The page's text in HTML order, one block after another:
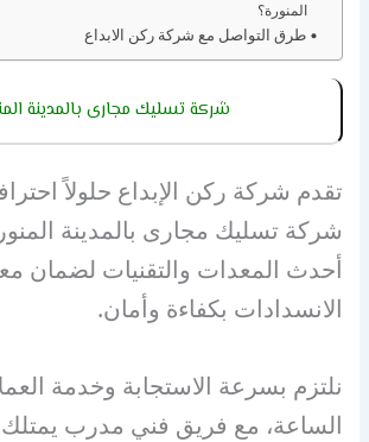
المنورة؟
طرق التواصل مع شركة ركن الابداع
شركة تسليك مجارى بالمدينة
تقدم شركة ركن الإبداع حلولاً
شركة تسليك مجارى بالمدينة
أحدث المعدات والتقنيات لضمان
الانسدادات بكفاءة وأمان.
نلتزم بسرعة الاستجابة وخدمة
الساعة، مع فريق فني مدرب